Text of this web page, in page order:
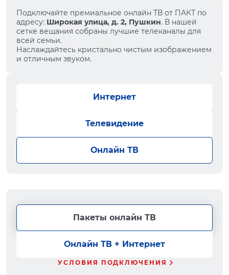
Подключайте премиальное онлайн ТВ от ПАКТ по
адресу: Широкая улица, д. 2, Пушкин. В нашей
сетке вещания собраны лучшие телеканалы для
всей семьи.
Наслаждайтесь кристально чистым изображением
и отличным звуком.
Интернет
Телевидение
Онлайн ТВ
Пакеты онлайн ТВ
Онлайн ТВ + Интернет
УСЛОВИЯ ПОДКЛЮЧЕНИЯ